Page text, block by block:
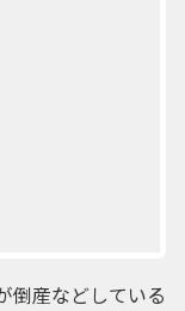
倒産などしている